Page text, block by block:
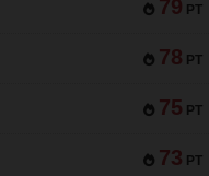
79 PT
78 PT
75 PT
73 PT